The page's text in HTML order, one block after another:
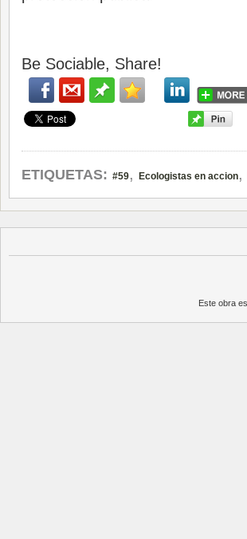
Be Sociable, Share!
ETIQUETAS: #59, Ecologistas en accion,
Este obra